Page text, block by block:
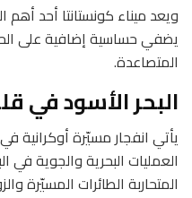
ويعد ميناء كونستانتا أحد أهم
يضفي حساسية إضافية على
المتصاعدة.
البحر الأسود في
يأتي انفجار مسيّرة أوكرانية
العمليات البحرية والجوية في
المتحاربة الطائرات المسيّرة